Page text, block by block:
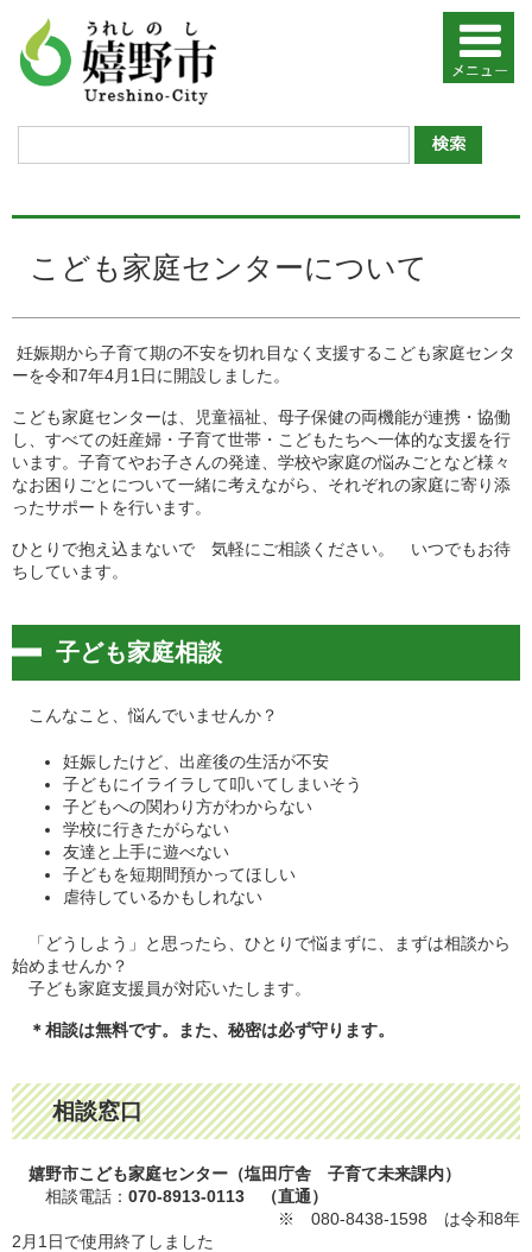
こども家庭センターについて
妊娠期から子育て期の不安を切れ目なく支援するこども家庭センタ
ーを令和7年4月1日に開設しました。
こども家庭センターは、児童福祉、母子保健の両機能が連携・協働
し、すべての妊産婦・子育て世帯・こどもたちへ一体的な支援を行
います。子育てやお子さんの発達、学校や家庭の悩みごとなど様々
なお困りごとについて一緒に考えながら、それぞれの家庭に寄り添
ったサポートを行います。
ひとりで抱え込まないで 気軽にご相談ください。 いつでもお待
ちしています。
子ども家庭相談
こんなこと、悩んでいませんか？
妊娠したけど、出産後の生活が不安
子どもにイライラして叩いてしまいそう
子どもへの関わり方がわからない
学校に行きたがらない
友達と上手に遊べない
子どもを短期間預かってほしい
虐待しているかもしれない
「どうしよう」と思ったら、ひとりで悩まずに、まずは相談から
始めませんか？
子ども家庭支援員が対応いたします。
＊相談は無料です。また、秘密は必ず守ります。
相談窓口
嬉野市こども家庭センター（塩田庁舎 子育て未来課内）
相談電話： 070-8913-0113 （直通）
※ 080-8438-1598 は令和8年
2月1日で使用終了しました